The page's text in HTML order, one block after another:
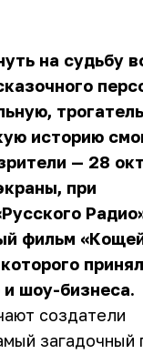
на судьбу
историю
— 28
при
фильм
шоу-бизнеса.
создатели
загадочный